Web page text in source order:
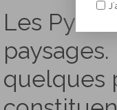
Les
quelques